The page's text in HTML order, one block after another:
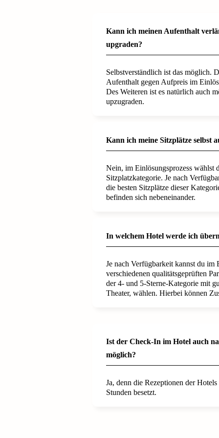
Kann ich meinen Aufenthalt
upgraden?
Selbstverständlich ist das möglich.
Aufenthalt gegen Aufpreis im
Des Weiteren ist es natürlich auch
upzugraden.
Kann ich meine Sitzplätze selbst
Nein, im Einlösungsprozess wählst
Sitzplatzkategorie. Je nach
die besten Sitzplätze dieser
befinden sich nebeneinander.
In welchem Hotel werde ich
Je nach Verfügbarkeit kannst du im
verschiedenen qualitätsgeprüften
der 4- und 5-Sterne-Kategorie mit
Theater, wählen. Hierbei können
Ist der Check-In im Hotel auch
möglich?
Ja, denn die Rezeptionen der
Stunden besetzt.